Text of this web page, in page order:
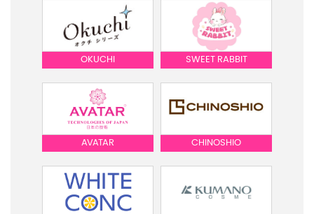
OKUCHI SWEET RABBIT
AVATAR CHINOSHIO